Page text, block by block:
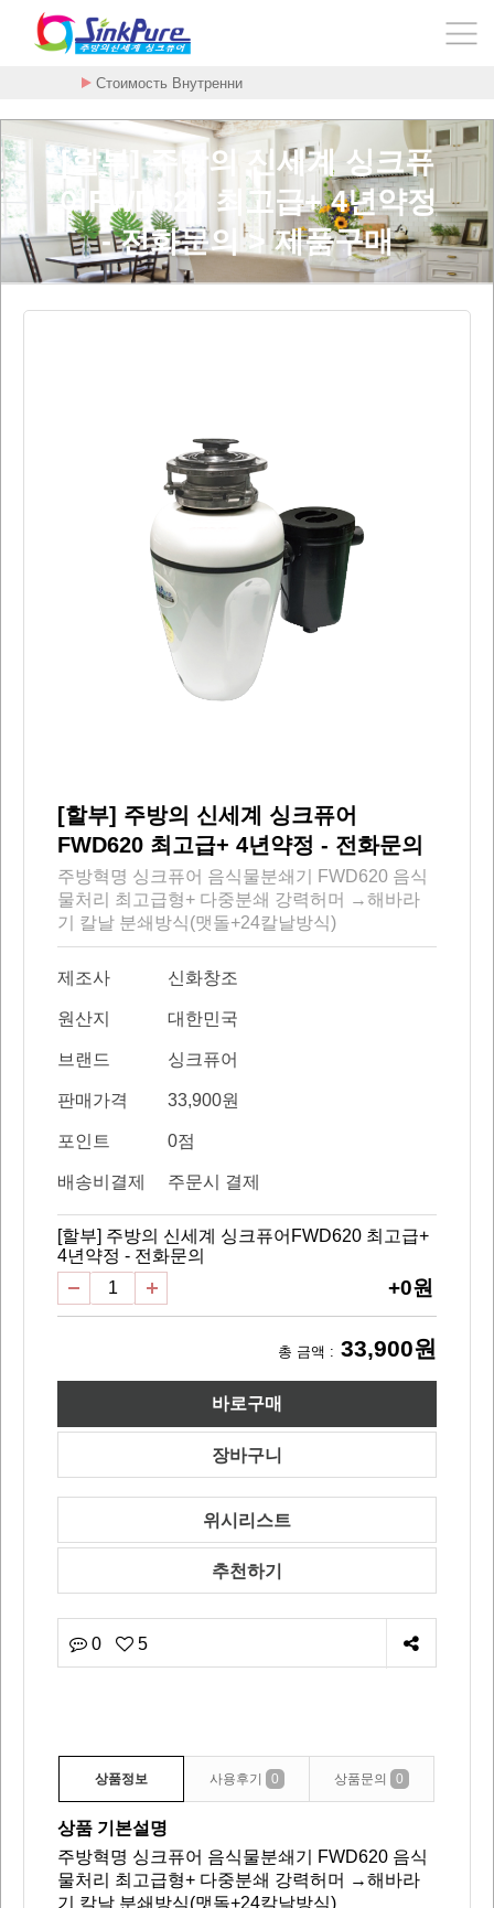
암을 굶기는 대사치료 구충제 - 메벤다졸 - …
[할부] 주방의 신세계 싱크퓨
어FWD620 최고급+ 4년약정
- 전화문의 > 제품구매
[할부] 주방의 신세계 싱크퓨어
FWD620 최고급+ 4년약정 - 전화문의
주방혁명 싱크퓨어 음식물분쇄기 FWD620 음식
물처리 최고급형+ 다중분쇄 강력허머 →해바라
기 칼날 분쇄방식(맷돌+24칼날방식)
제조사 신화창조
원산지 대한민국
브랜드 싱크퓨어
판매가격 33,900원
포인트 0점
배송비결제 주문시 결제
[할부] 주방의 신세계 싱크퓨어FWD620 최고급+
4년약정 - 전화문의
+0원
총 금액 : 33,900원
위시리스트
추천하기
0 5
상품정보 사용후기 0 상품문의 0
상품 기본설명
주방혁명 싱크퓨어 음식물분쇄기 FWD620 음식
물처리 최고급형+ 다중분쇄 강력허머 →해바라
기 칼날 분쇄방식(맷돌+24칼날방식)